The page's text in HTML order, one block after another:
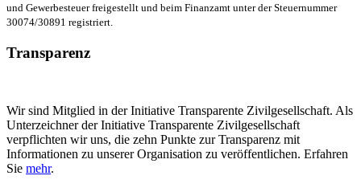
und Gewerbesteuer freigestellt und beim Finanzamt unter der Steuernummer
30074/30891 registriert.
Transparenz
Wir sind Mitglied in der Initiative Transparente Zivilgesellschaft. Als
Unterzeichner der Initiative Transparente Zivilgesellschaft
verpflichten wir uns, die zehn Punkte zur Transparenz mit
Informationen zu unserer Organisation zu veröffentlichen. Erfahren
Sie mehr.